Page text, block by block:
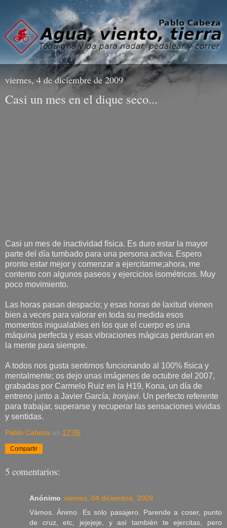
viernes, 4 de diciembre de 2009
Casi un mes en el dique seco...
Casi un mes de inactividad física. Es duro estar la mayor
parte del día tumbado para una persona activa. Espero
pronto estar mejor y comenzar a ejercitarme;ahora, me
contento con algunos paseos y ejercicios isométricos. Muy
poco movimiento.
Las horas pasan despacio; y esas horas de laxitud vienen
bien a veces para valorar en toda su medida esos
momentos inigualables en los que el cuerpo es una
máquina perfecta y esas vibraciones mágicas perduran en
la mente para siempre.
A todos nos gusta sentirnos funcionando al 100% física y
mentalmente; os dejo unas imágenes de octubre del 2007,
grabadas por Carmelo Ruiz en la H19, Kona, un día de
entreno junto a Javier García, Ironjavi. Un perfecto referente
para trabajar, superarse y recuperar las sensaciones vividas
y sentidas.
Pablo Cabeza en 17:05
Compartir
5 comentarios:
Anónimo viernes, 04 diciembre, 2009
Vámos. Ánimo. Es solo pasajero. Parende a coser, punto
de cruz, etc, jejejeje, y así también te ejercitas, pero